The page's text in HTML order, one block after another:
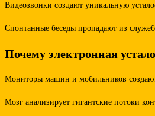
Видеозвонки создают уникальную
Спонтанные беседы пропадают из
Почему электронная
Мониторы машин и мобильников создают
Мозг анализирует гигантские потоки